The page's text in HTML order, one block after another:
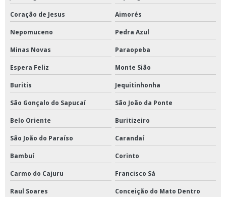
Coração de Jesus Aimorés
Nepomuceno Pedra Azul
Minas Novas Paraopeba
Espera Feliz Monte Sião
Buritis Jequitinhonha
São Gonçalo do Sapucaí São João da Ponte
Belo Oriente Buritizeiro
São João do Paraíso Carandaí
Bambuí Corinto
Carmo do Cajuru Francisco Sá
Raul Soares Conceição do Mato Dentro